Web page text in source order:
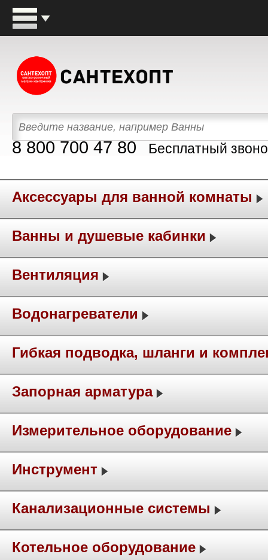
8 800 700 47 80 Бесплатный
Аксессуары для ванной комнаты
Ванны и душевые кабинки
Вентиляция
Водонагреватели
Гибкая подводка, шланги и
Запорная арматура
Измерительное оборудование
Инструмент
Канализационные системы
Котельное оборудование